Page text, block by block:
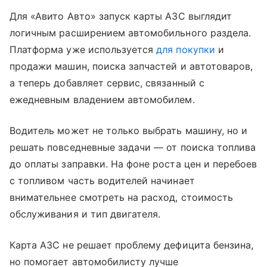
Для «Авито Авто» запуск карты АЗС выглядит
логичным расширением автомобильного раздела.
Платформа уже используетсядля покупки и
продажи машин, поиска запчастей и автотоваров,
а теперь добавляет сервис, связанный с
ежедневным владением автомобилем.
Водитель может не только выбрать машину, но и
решать повседневные задачи — от поиска топлива
до оплаты заправки. На фоне роста цен и перебоев
с топливом часть водителей начинает
внимательнее смотреть на расход, стоимость
обслуживания и тип двигателя.
Карта АЗС не решает проблему дефицита бензина,
но помогает автомобилисту лучше